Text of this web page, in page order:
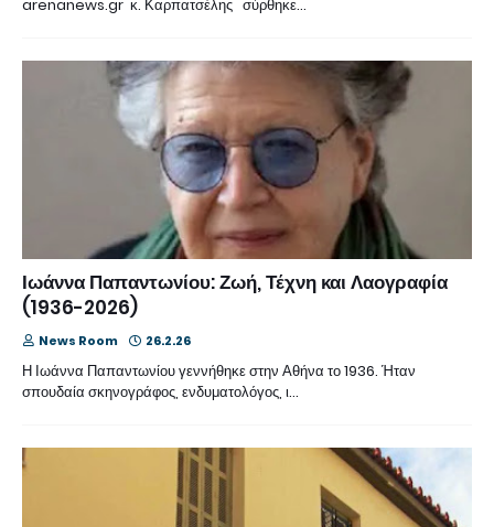
arenanews.gr κ. Καρπατσέλης σύρθηκε…
Ιωάννα Παπαντωνίου: Ζωή, Τέχνη και Λαογραφία
(1936-2026)
News Room 26.2.26
Η Ιωάννα Παπαντωνίου γεννήθηκε στην Αθήνα το 1936. Ήταν
σπουδαία σκηνογράφος, ενδυματολόγος, ι…